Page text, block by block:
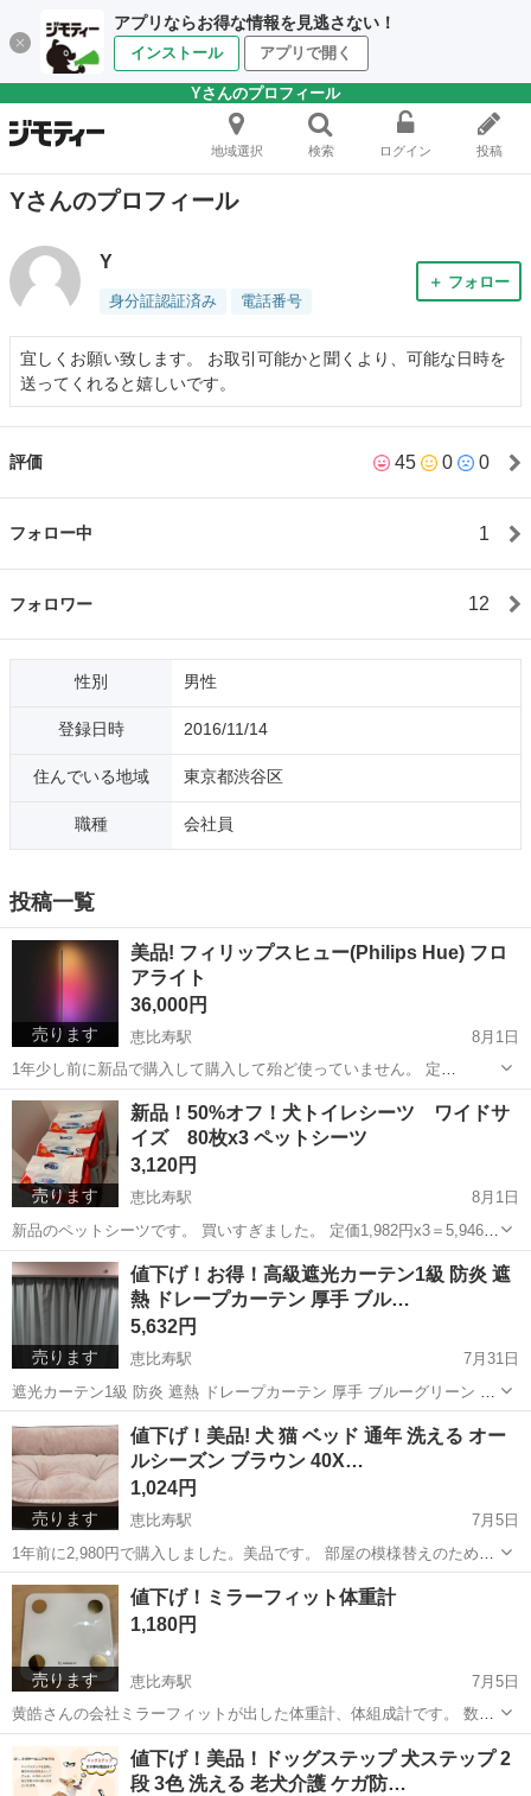
アプリならお得な情報を見逃さない！
インストール アプリで開く
Yさんのプロフィール
地域選択 検索 ログイン 投稿
Yさんのプロフィール
Y
身分証認証済み 電話番号
＋ フォロー
宜しくお願い致します。 お取引可能かと聞くより、可能な日時を
送ってくれると嬉しいです。
評価 45 0 0
フォロー中 1
フォロワー 12
性別 男性
登録日時 2016/11/14
住んでいる地域 東京都渋谷区
職種 会社員
投稿一覧
売ります
美品! フィリップスヒュー(Philips Hue) フロ
アライト
36,000円
恵比寿駅
8月1日
1年少し前に新品で購入して購入して殆ど使っていません。 定
価:54,980円です。 フィリップスヒュー(Philips Hue) フロアライト - ス
マート照明 Alexa対応 マルチカラー 1600万色 電球色 昼...
東京 渋谷区 恵比寿駅 プロジェクター、ホームシアター
Philips Hue
売ります
新品！50%オフ！犬トイレシーツ ワイドサ
イズ 80枚x3 ペットシーツ
3,120円
恵比寿駅
8月1日
新品のペットシーツです。 買いすぎました。 定価1,982円x3＝5,946円
分なのでかなりお得です。 3つセットですが、まだまだあるので6つセ
ットでもバラ売りでも大丈夫です。
東京 渋谷区 恵比寿駅 その他 シーツ
売ります
値下げ！お得！高級遮光カーテン1級 防炎 遮
熱 ドレープカーテン 厚手 ブル…
5,632円
恵比寿駅
7月31日
遮光カーテン1級 防炎 遮熱 ドレープカーテン 厚手 ブルーグリーン 2
枚組 横140cm 縦215cm 高さ調節出来ます。 3年前に16,240円で購入
しました。 非常に状態は良いかと思います。 模様替えのために出品...
東京 渋谷区 恵比寿駅 カーテン、ブラインド カーテン
売ります
値下げ！美品! 犬 猫 ベッド 通年 洗える オー
ルシーズン ブラウン 40X…
1,024円
恵比寿駅
7月5日
1年前に2,980円で購入しました。美品です。 部屋の模様替えのために
出品致します。 洗ってあるのでそのままお使い頂けます。 同じものを
もう一つ出品しているので、宜しければご覧ください。
東京 渋谷区 恵比寿駅 オール
売ります
値下げ！ミラーフィット体重計
1,180円
恵比寿駅
7月5日
黄皓さんの会社ミラーフィットが出した体重計、体組成計です。 数回
のみ使用しました。 ただ、側面に凹み傷が付いてしまっています。ご
了承下さい。 ○アプリ連動で健康管理をしたい方 ○体組成計をお探し
の方 ○ダイエットの為 【...
東京 渋谷区 恵比寿駅 美容家電
値下げ！美品！ドッグステップ 犬ステップ 2
段 3色 洗える 老犬介護 ケガ防…